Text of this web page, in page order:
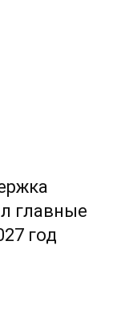
главные
год